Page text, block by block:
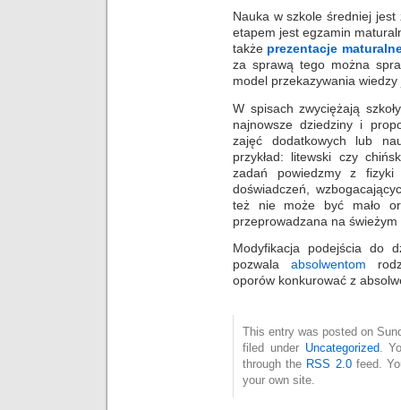
Nauka w szkole średniej
etapem jest egzamin
także prezentacje
za sprawą tego można
model przekazywania
W spisach zwyciężają
najnowsze dziedziny i
zajęć dodatkowych lub
przykład: litewski czy
zadań powiedzmy z
doświadczeń,
też nie może być mało
przeprowadzana na
Modyfikacja podejścia do
pozwala absolwentom
oporów konkurować z
This entry was posted on
filed under Uncategorized.
through the RSS 2.0feed.
your own site.